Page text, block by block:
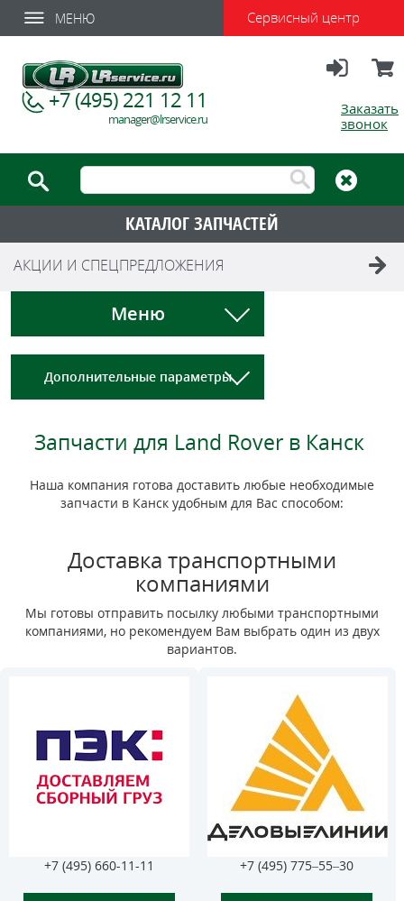
МЕНЮ Сервисный центр
Заказать
звонок
+7 (495) 221 12 11
manager@lrservice.ru
КАТАЛОГ ЗАПЧАСТЕЙ
АКЦИИ И СПЕЦПРЕДЛОЖЕНИЯ
Меню
Дополнительные параметры
Запчасти для Land Rover в Канск
Наша компания готова доставить любые необходимые
запчасти в Канск удобным для Вас способом:
Доставка транспортными
компаниями
Мы готовы отправить посылку любыми транспортными
компаниями, но рекомендуем Вам выбрать один из двух
вариантов.
+7 (495) 660-11-11 +7 (495) 775–55–30